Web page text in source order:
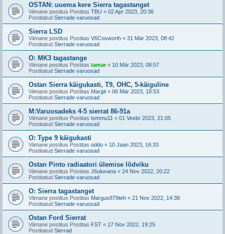
OSTAN: uuema kere Sierra tagastanget
Viimane postitus Postitas TBU « 02 Apr 2023, 20:36
Postitatud Sierrade varuosad
Sierra LSD
Viimane postitus Postitas V6Cosworth « 31 Mär 2023, 08:42
Postitatud Sierrade varuosad
O: MK3 tagastange
Viimane postitus Postitas tamar« 10 Mär 2023, 08:57
Postitatud Sierrade varuosad
Ostan Sierra käigukasti, T9, OHC, 5-käiguline
Viimane postitus Postitas Margit « 06 Mär 2023, 18:53
Postitatud Sierrade varuosad
M:Varuosadeks 4-5 sierrat 86-91a
Viimane postitus Postitas tommu11 « 01 Veebr 2023, 21:05
Postitatud Sierrade varuosad
O: Type 9 käigukasti
Viimane postitus Postitas oddo « 10 Jaan 2023, 16:33
Postitatud Sierrade varuosad
Ostan Pinto radiaatori ülemise lõdviku
Viimane postitus Postitas J6uluvana « 24 Nov 2022, 20:22
Postitatud Sierrade varuosad
O: Sierra tagastanget
Viimane postitus Postitas Margus879teh « 21 Nov 2022, 14:38
Postitatud Sierrade varuosad
Ostan Ford Sierrat
Viimane postitus Postitas FST « 17 Nov 2022, 19:25
Postitatud Sierrad